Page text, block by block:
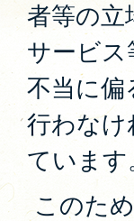
者等の立
サービス
不当に偏
行わな
ています
このた